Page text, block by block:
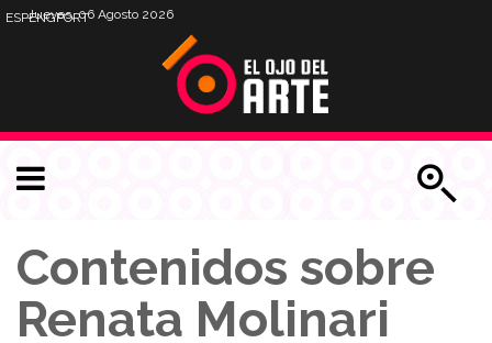
Jueves, 06 Agosto 2026
ESPENGPORT
Contenidos sobre
Renata Molinari